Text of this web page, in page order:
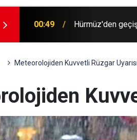
00:35 Trump, İran'a
Meteorolojiden Kuvvetli Rüzgar Uyarısı